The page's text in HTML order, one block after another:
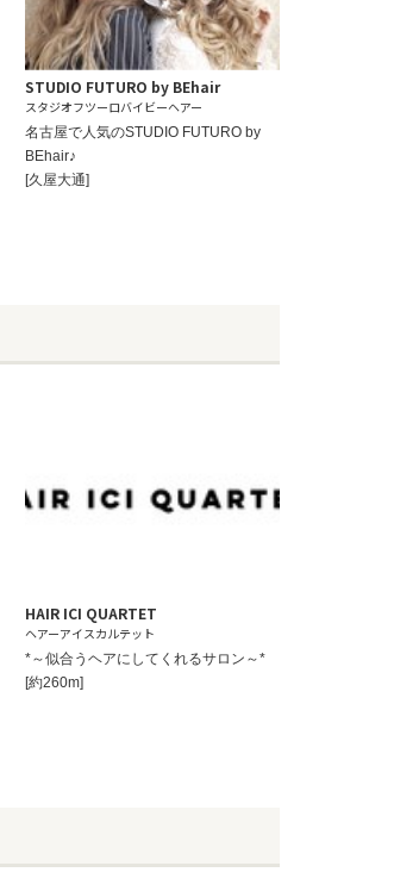
STUDIO FUTURO by BEhair
スタジオフツーロバイビーヘアー
名古屋で人気のSTUDIO FUTURO by
BEhair♪
[久屋大通]
HAIR ICI QUARTET
ヘアーアイスカルテット
*～似合うヘアにしてくれるサロン～*
[約260m]